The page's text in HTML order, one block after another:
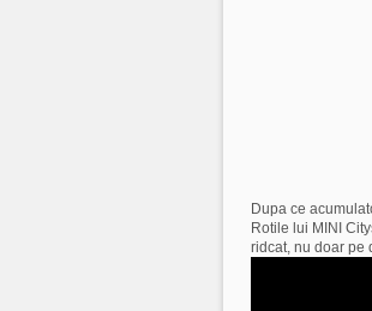
Dupa ce
Rotile lui MINI
ridcat, nu doar pe